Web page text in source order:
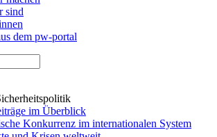
sind
dem pw-portal
im Überblick
Konkurrenz im internationalen System